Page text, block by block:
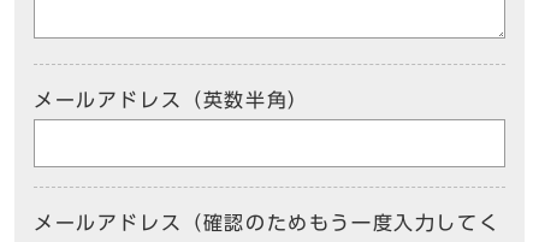
メールアドレス（英数半角）
メールアドレス（確認のためもう一度入力してく